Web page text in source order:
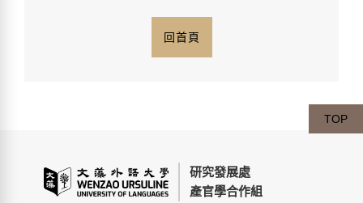
回首頁
研究發展處
產官學合作組
TOP